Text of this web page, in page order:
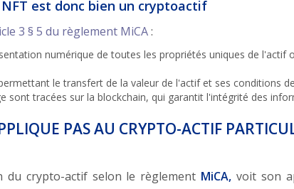
est donc bien un cryptoactif
3 § 5 du règlement MiCA:
numérique de toutes les propriétés uniques de l'actif
le transfert de la valeur de l'actif et ses conditions
sont tracées sur la blockchain, qui garantit l'intégrité des
PAS AU CRYPTO-ACTIF
crypto-actif selon le règlement MiCA, voit son